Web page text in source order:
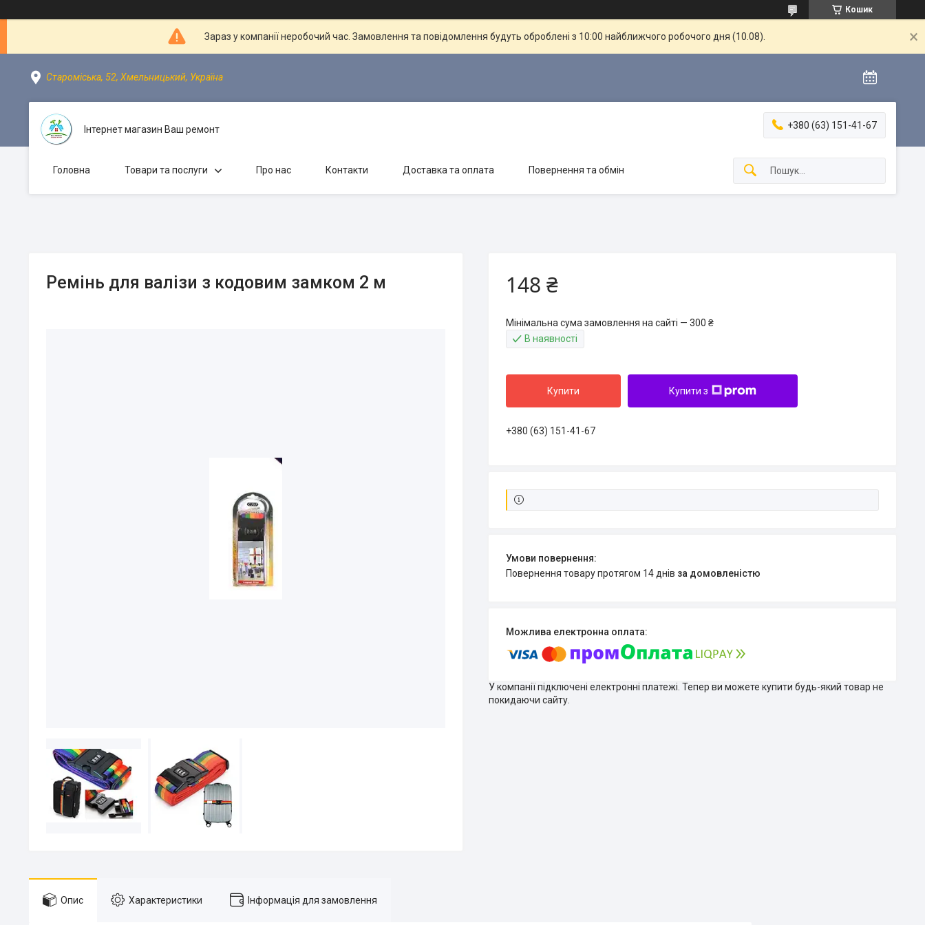
Кошик
Зараз у компанії неробочий час. Замовлення та повідомлення будуть оброблені з 10:00 найближчого робочого дня (10.08).
Староміська, 52, Хмельницький, Україна
Інтернет магазин Ваш ремонт +380 (63) 151-41-67
Головна Товари та послуги Про нас Контакти Доставка та оплата Повернення та обмін
Ремінь для валізи з кодовим замком 2 м 148 ₴
Мінімальна сума замовлення на сайті — 300 ₴
В наявності
Купити Купити з
+380 (63) 151-41-67
повернення товару протягом 14 днів за домовленістю
У компанії підключені електронні платежі. Тепер ви можете купити будь-який товар не
покидаючи сайту.
Опис Характеристики Інформація для замовлення